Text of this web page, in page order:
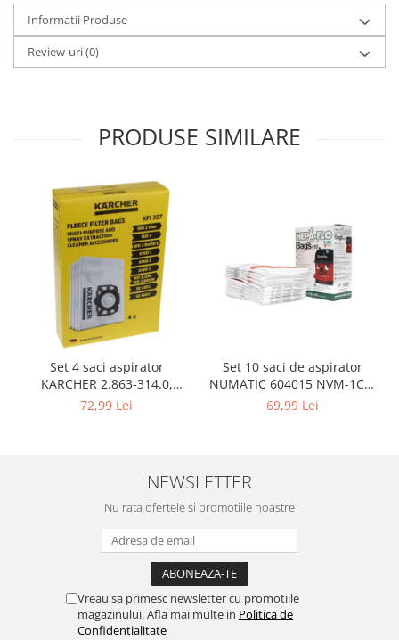
Jucarii, Copii & Bebe
Camera copilului
Hrana bebelusi
Accesorii animale de companie
Acvaristica
Castroane si adapatori animale
Igiena animale de companie
Mobila si transport animale de
companie
Zgarzi, lese si hamuri
PC, Periferice & Software
Componente PC
Desktop PC & Monitoare
Imprimante, Scanere &
Periferice PC
Retelistica & Supraveghere
Servere, Componente & UPS
Telecomenzi garaj
Sport & Activitati in aer liber
Accesorii Fitness
Accesorii sportive
Informatii Produse
Review-uri(0)
PRODUSE SIMILARE
Set 4 saci aspirator
KARCHER 2.863-314.0,
compatibil cu WD, KWD, SE
72,99 Lei
Set 10 saci de aspirator
NUMATIC 604015 NVM-1CH,
9L
69,99 Lei
NEWSLETTER
Nu rata ofertele si promotiile noastre
Vreau sa primesc newsletter cu promotiile
magazinului. Afla mai multe in Politica de
Confidentialitate